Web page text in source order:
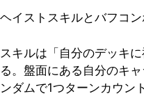
ヘイストスキルとバフコ
スキルは「自分のデッキ
る。盤面にある自分のキ
ンダムで1つターンカウン